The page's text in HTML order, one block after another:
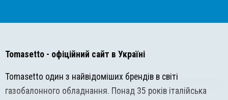
Tomasetto - офіційний сайт в Україні
Tomasetto один з найвідоміших брендів в світі
газобалонного обладнання. Понад 35 років італійська